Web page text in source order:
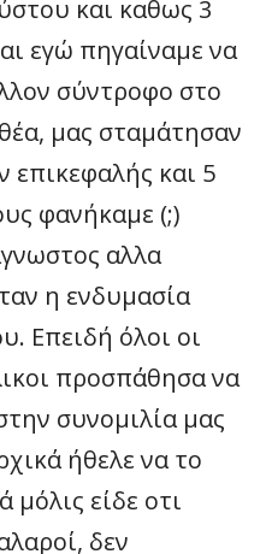
και καθως 3
εγώ πηγαίναμε να
σύντροφο στο
μας σταμάτησαν
επικεφαλής και 5
φανήκαμε (;)
αλλα
η ενδυμασία
Επειδή όλοι οι
προσπάθησα να
συνομιλία μας
ήθελε να το
μόλις είδε οτι
δεν